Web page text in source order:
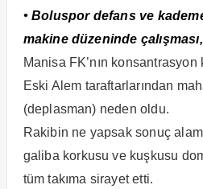
• Boluspor defans ve
makine düzeninde çalışması,
Manisa FK’nın
Eski Alem taraftarlarından
(deplasman) neden oldu.
Rakibin ne yapsak sonuç
galiba korkusu ve kuşkusu
tüm takıma sirayet etti.